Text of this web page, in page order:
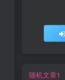
随机文章1
随机文章1